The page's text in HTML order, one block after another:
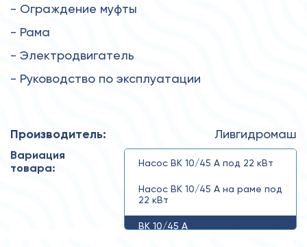
- Ограждение муфты
- Рама
- Электродвигатель
- Руководство по эксплуатации
Производитель: Ливгидромаш
Вариация
товара:
Насос ВК 10/45 А под 22 кВт
Насос ВК 10/45 А на раме под
22 кВт
ВК 10/45 А